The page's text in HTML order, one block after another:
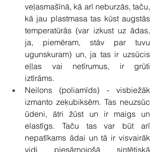
veļasmašīnā, kā arī neburzās, taču,
kā jau plastmasa tas kūst augstās
temperatūrās (var izkust uz ādas,
ja, piemēram, stāv par tuvu
ugunskuram) un, ja tas ir uzsūcis
eļļas vai netīrumus, ir grūti
iztīrāms.
Neilons (poliamīds) - visbiežāk
izmanto zeķubiksēm. Tas neuzsūc
ūdeni, ātri žūst un ir maigs un
elastīgs. Taču tas var būt arī
nepatīkams ādai un tā ir visvairāk
vidi piesārņojošā sintētiskā